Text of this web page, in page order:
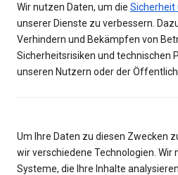
Wir nutzen Daten, um die Sicherheit
unserer Dienste zu verbessern.
Verhindern und Bekämpfen von
Sicherheitsrisiken und technischen
unseren Nutzern oder der
Um Ihre Daten zu diesen Zwecken
wir verschiedene Technologien.
Systeme, die Ihre Inhalte